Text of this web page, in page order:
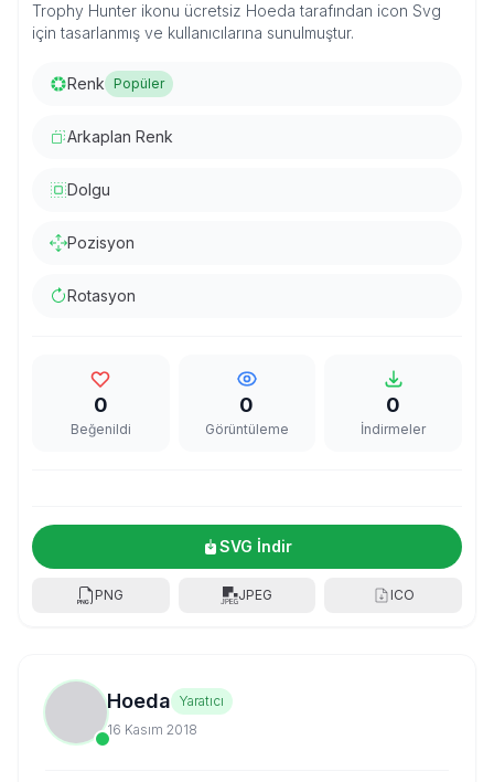
Trophy Hunter ikonu ücretsiz Hoeda tarafından icon Svg
için tasarlanmış ve kullanıcılarına sunulmuştur.
Renk Popüler
Arkaplan Renk
Dolgu
Pozisyon
Rotasyon
0
Beğenildi
0
Görüntüleme
0
İndirmeler
SVG İndir
PNG JPEG ICO
Hoeda Yaratıcı
16 Kasım 2018